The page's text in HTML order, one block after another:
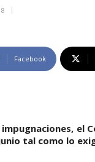
Facebook
el
tal como lo